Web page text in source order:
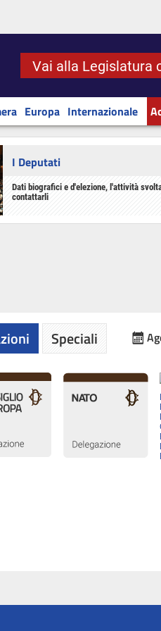
Vai alla Legislatura
Europa Internazionale
I Deputati
Dati biografici e d'elezione, l'attività
contattarli
Speciali